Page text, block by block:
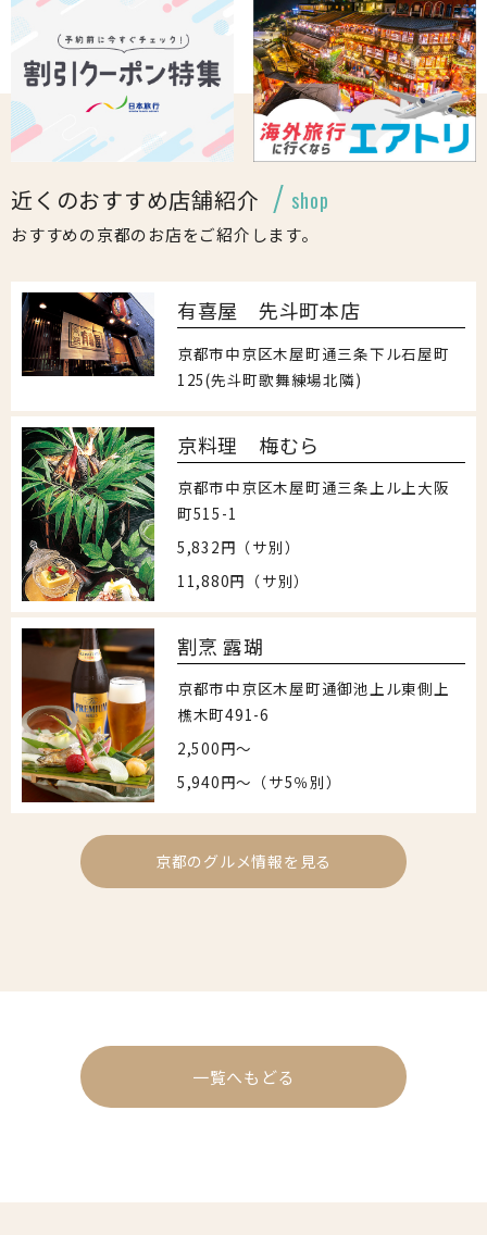
近くのおすすめ店舗紹介 shop
おすすめの京都のお店をご紹介します。
有喜屋 先斗町本店
京都市中京区木屋町通三条下ル石屋町
125(先斗町歌舞練場北隣)
京料理 梅むら
京都市中京区木屋町通三条上ル上大阪
町515-1
5,832円（サ別）
11,880円（サ別）
割烹 露瑚
京都市中京区木屋町通御池上ル東側上
樵木町491-6
2,500円〜
5,940円〜（サ5％別）
京都のグルメ情報を見る
一覧へもどる